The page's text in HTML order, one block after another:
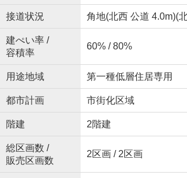
接道状況 角地(北西 公道 4.0m)(
建ぺい率 /
容積率
60% / 80%
用途地域 第一種低層住居専用
都市計画 市街化区域
階建 2階建
総区画数 /
販売区画数
2区画 / 2区画